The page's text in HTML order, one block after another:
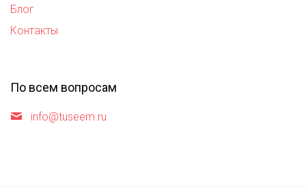
Блог
Контакты
По всем вопросам
info@tuseem.ru